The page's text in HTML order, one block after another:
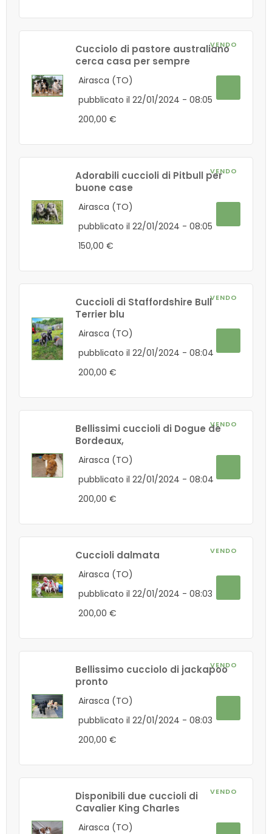
VENDO
Cucciolo di pastore australiano
cerca casa per sempre
Airasca (TO)
pubblicato il 22/01/2024 - 08:05
200,00 €
VENDO
Adorabili cuccioli di Pitbull per
buone case
Airasca (TO)
pubblicato il 22/01/2024 - 08:05
150,00 €
VENDO
Cuccioli di Staffordshire Bull
Terrier blu
Airasca (TO)
pubblicato il 22/01/2024 - 08:04
200,00 €
VENDO
Bellissimi cuccioli di Dogue de
Bordeaux,
Airasca (TO)
pubblicato il 22/01/2024 - 08:04
200,00 €
VENDO
Cuccioli dalmata
Airasca (TO)
pubblicato il 22/01/2024 - 08:03
200,00 €
VENDO
Bellissimo cucciolo di jackapoo
pronto
Airasca (TO)
pubblicato il 22/01/2024 - 08:03
200,00 €
VENDO
Disponibili due cuccioli di
Cavalier King Charles
Airasca (TO)